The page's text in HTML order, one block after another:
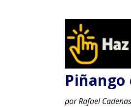
porRafael Cadenas